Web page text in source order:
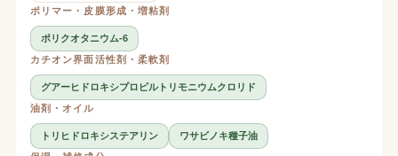
ポリマー・皮膜形成・増粘剤
ポリクオタニウム-6
カチオン界面活性剤・柔軟剤
グアーヒドロキシプロピルトリモニウムクロリド
油剤・オイル
トリヒドロキシステアリン
ワサビノキ種子油